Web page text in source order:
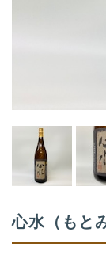
心水（も